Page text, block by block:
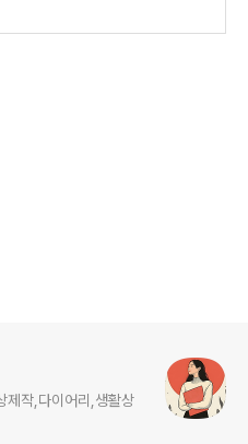
제작,다이어리,생활상